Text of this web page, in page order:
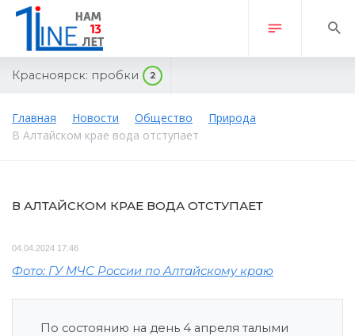
Красноярск: пробки 2
Главная Новости Общество
Природа
В Алтайском крае вода отступает
В АЛТАЙСКОМ КРАЕ ВОДА ОТСТУПАЕТ
04.04.2024 17:46
Фото: ГУ МЧС России по Алтайскому краю
По состоянию на день 4 апреля талыми